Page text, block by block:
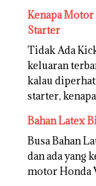
Kenapa
Starter
Tidak Ada
keluaran
kalau
starter,
Bahan Latex
Busa Bahan
dan ada yang
motor Honda